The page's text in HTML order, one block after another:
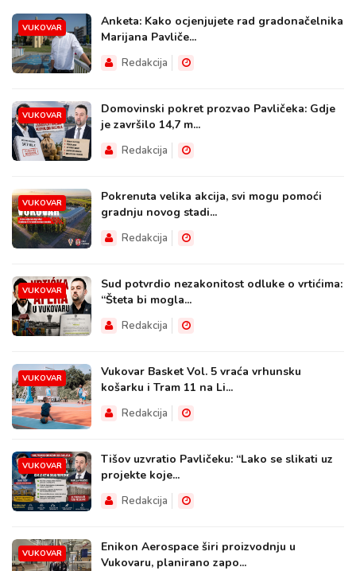
VUKOVAR
Anketa: Kako ocjenjujete rad gradonačelnika
Marijana Pavliče...
Redakcija
VUKOVAR
Domovinski pokret prozvao Pavličeka: Gdje
je završilo 14,7 m...
Redakcija
VUKOVAR
Pokrenuta velika akcija, svi mogu pomoći
gradnju novog stadi...
Redakcija
VUKOVAR
Sud potvrdio nezakonitost odluke o vrtićima:
“Šteta bi mogla...
Redakcija
VUKOVAR
Vukovar Basket Vol. 5 vraća vrhunsku
košarku i Tram 11 na Li...
Redakcija
VUKOVAR
Tišov uzvratio Pavličeku: “Lako se slikati uz
projekte koje...
Redakcija
VUKOVAR
Enikon Aerospace širi proizvodnju u
Vukovaru, planirano zapo...